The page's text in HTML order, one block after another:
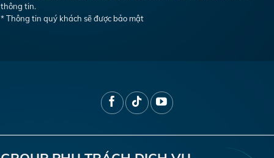
thông tin.
* Thông tin quý khách sẽ được bảo mật